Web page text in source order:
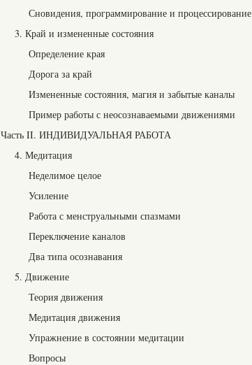
Сновидения, программирование и процессирование
3. Край и измененные состояния
Определение края
Дорога за край
Измененные состояния, магия и забытые каналы
Пример работы с неосознаваемыми движениями
Часть II. ИНДИВИДУАЛЬНАЯ РАБОТА
4. Медитация
Неделимое целое
Усиление
Работа с менструальными спазмами
Переключение каналов
Два типа осознавания
5. Движение
Теория движения
Медитация движения
Упражнение в состоянии медитации
Вопросы